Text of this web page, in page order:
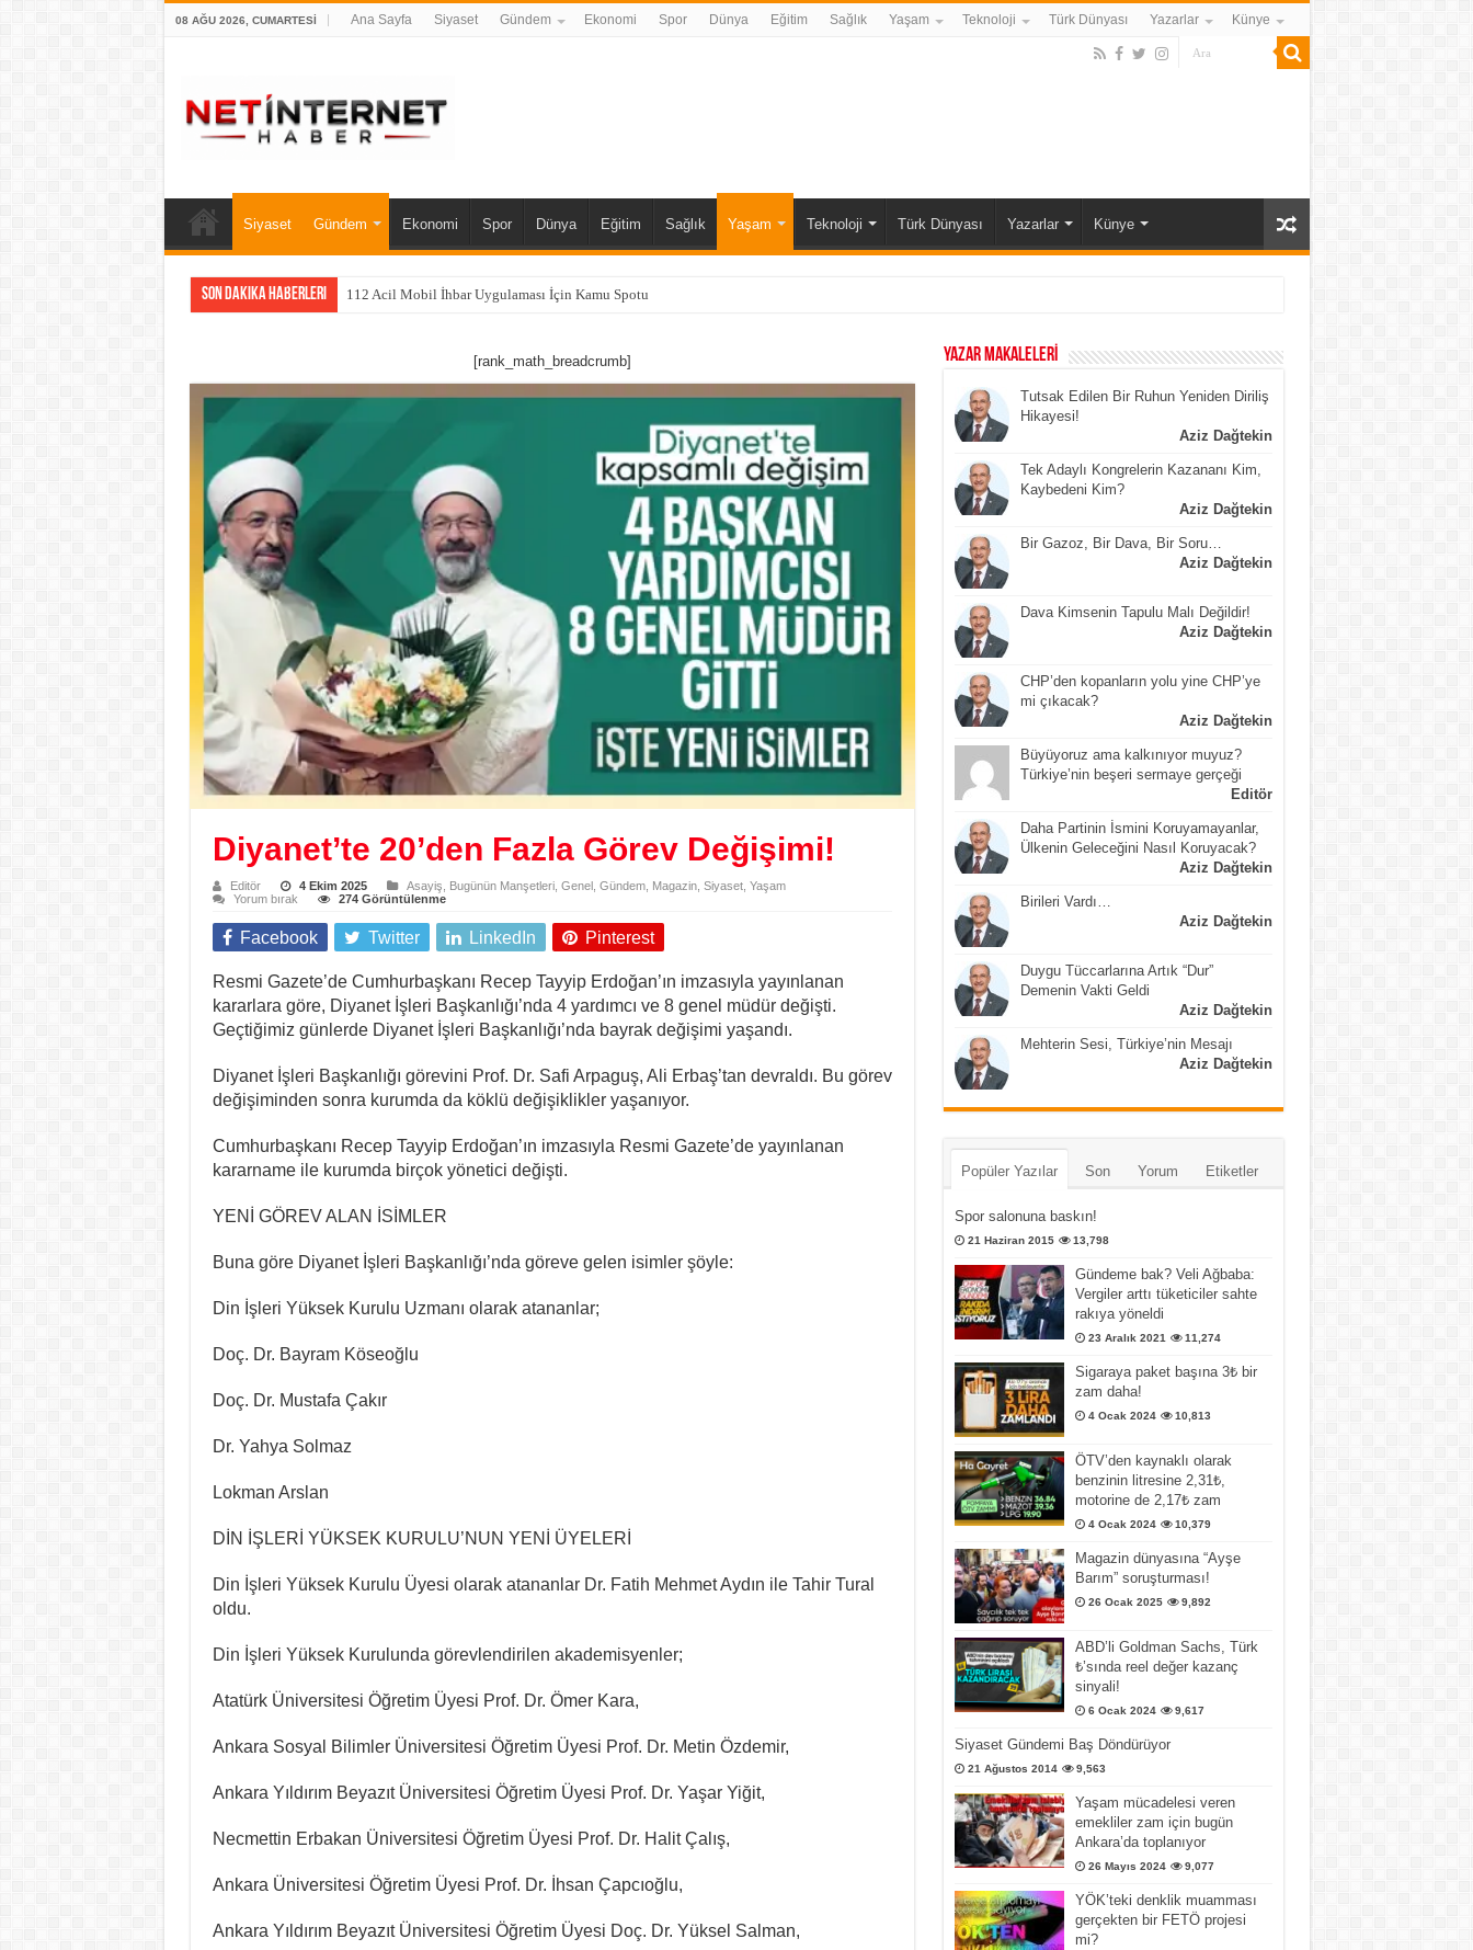
08 AĞU 2026, CUMARTESI Ana Sayfa Siyaset Gündem Ekonomi Spor Dünya Eğitim Sağlık Yaşam Teknoloji Türk Dünyası Yazarlar Künye
Siyaset Gündem Ekonomi Spor Dünya Eğitim Sağlık Yaşam Teknoloji Türk Dünyası Yazarlar Künye
Son Dakika Haberleri 112 Acil Mobil İhbar Uygulaması İçin Kamu Spotu
[rank_math_breadcrumb]
Diyanet’te 20’den Fazla Görev Değişimi!
Editör 4 Ekim 2025 Asayiş Bugünün Manşetleri, Genel, Gündem, Magazin, Siyaset, Yaşam
Yorum bırak
274 Görüntülenme
Facebook Twitter LinkedIn Pinterest
Resmi Gazete’de Cumhurbaşkanı Recep Tayyip Erdoğan’ın imzasıyla yayınlanan
kararlara göre, Diyanet İşleri Başkanlığı’nda 4 yardımcı ve 8 genel müdür değişti.
Geçtiğimiz günlerde Diyanet İşleri Başkanlığı’nda bayrak değişimi yaşandı.
Diyanet İşleri Başkanlığı görevini Prof. Dr. Safi Arpaguş, Ali Erbaş’tan devraldı. Bu görev
değişiminden sonra kurumda da köklü değişiklikler yaşanıyor.
Cumhurbaşkanı Recep Tayyip Erdoğan’ın imzasıyla Resmi Gazete’de yayınlanan
kararname ile kurumda birçok yönetici değişti.
YENİ GÖREV ALAN İSİMLER
Buna göre Diyanet İşleri Başkanlığı’nda göreve gelen isimler şöyle:
Din İşleri Yüksek Kurulu Uzmanı olarak atananlar;
Doç. Dr. Bayram Köseoğlu
Doç. Dr. Mustafa Çakır
Dr. Yahya Solmaz
Lokman Arslan
DİN İŞLERİ YÜKSEK KURULU’NUN YENİ ÜYELERİ
Din İşleri Yüksek Kurulu Üyesi olarak atananlar Dr. Fatih Mehmet Aydın ile Tahir Tural
oldu.
Din İşleri Yüksek Kurulunda görevlendirilen akademisyenler;
Atatürk Üniversitesi Öğretim Üyesi Prof. Dr. Ömer Kara,
Ankara Sosyal Bilimler Üniversitesi Öğretim Üyesi Prof. Dr. Metin Özdemir,
Ankara Yıldırım Beyazıt Üniversitesi Öğretim Üyesi Prof. Dr. Yaşar Yiğit,
Necmettin Erbakan Üniversitesi Öğretim Üyesi Prof. Dr. Halit Çalış,
Ankara Üniversitesi Öğretim Üyesi Prof. Dr. İhsan Çapcıoğlu,
Ankara Yıldırım Beyazıt Üniversitesi Öğretim Üyesi Doç. Dr. Yüksel Salman,
YAZAR MAKALELERİ
Tutsak Edilen Bir Ruhun Yeniden Diriliş
Hikayesi!
Aziz Dağtekin
Tek Adaylı Kongrelerin Kazananı Kim,
Kaybedeni Kim?
Aziz Dağtekin
Bir Gazoz, Bir Dava, Bir Soru…
Aziz Dağtekin
Dava Kimsenin Tapulu Malı Değildir!
Aziz Dağtekin
CHP’den kopanların yolu yine CHP’ye
mi çıkacak?
Aziz Dağtekin
Büyüyoruz ama kalkınıyor muyuz?
Türkiye’nin beşeri sermaye gerçeği
Editör
Daha Partinin İsmini Koruyamayanlar,
Ülkenin Geleceğini Nasıl Koruyacak?
Aziz Dağtekin
Birileri Vardı…
Aziz Dağtekin
Duygu Tüccarlarına Artık “Dur”
Demenin Vakti Geldi
Aziz Dağtekin
Mehterin Sesi, Türkiye’nin Mesajı
Aziz Dağtekin
Popüler Yazılar Son Yorum Etiketler
Spor salonuna baskın!
21 Haziran 2015 13,798
Gündeme bak? Veli Ağbaba:
Vergiler arttı tüketiciler sahte
rakıya yöneldi
23 Aralık 2021 11,274
Sigaraya paket başına 3₺ bir
zam daha!
4 Ocak 2024 10,813
ÖTV’den kaynaklı olarak
benzinin litresine 2,31₺,
motorine de 2,17₺ zam
4 Ocak 2024 10,379
Magazin dünyasına “Ayşe
Barım” soruşturması!
26 Ocak 2025 9,892
ABD’li Goldman Sachs, Türk
₺’sında reel değer kazanç
sinyali!
6 Ocak 2024 9,617
Siyaset Gündemi Baş Döndürüyor
21 Ağustos 2014 9,563
Yaşam mücadelesi veren
emekliler zam için bugün
Ankara’da toplanıyor
26 Mayıs 2024 9,077
YÖK’teki denklik muamması
gerçekten bir FETÖ projesi
mi?